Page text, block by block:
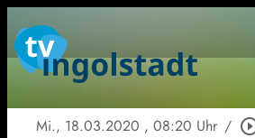
Mi., 18.03.2020 , 08:20 Uhr /